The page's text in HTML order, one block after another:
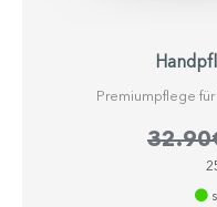
Premi­um­pflege
32.90